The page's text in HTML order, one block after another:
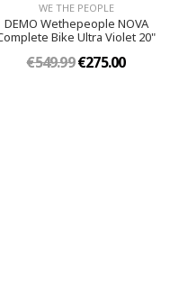
WE THE PEOPLE
DEMO Wethepeople NOVA
Bike Ultra Violet 20"
€549.99€275.00